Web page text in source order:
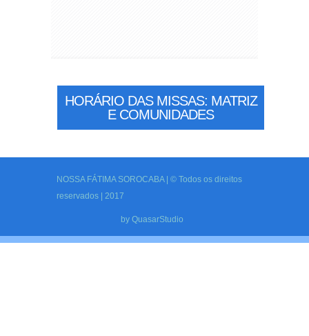
HORÁRIO DAS MISSAS: MATRIZ
E COMUNIDADES
NOSSA FÁTIMA SOROCABA | © Todos os direitos
reservados | 2017
by QuasarStudio